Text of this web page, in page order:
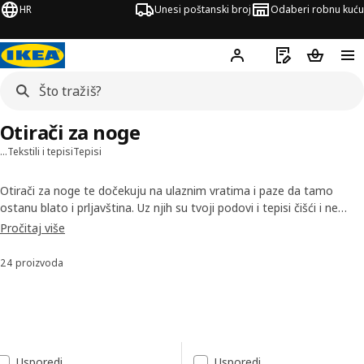
HR Unesi poštanski broj Odaberi robnu kuću
Hej! Prijavi se
Popis zaKošarica
…Tekstili i tepisiTepisi
Otirači za noge
Otirači za noge te dočekuju na ulaznim vratima i paze da tamo
ostanu blato i prljavština. Uz njih su tvoji podovi i tepisi čišći i ne
moraš tako često usisavati. Mnogo naših otirača ima protukliznu
unutra ili vani.
Pročitaj više
Sortiraj i filtriraj
24 proizvoda
Popis rezultata